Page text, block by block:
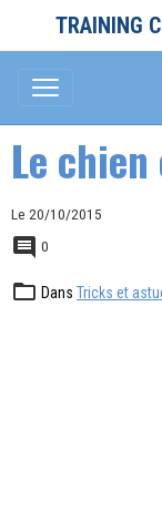
TRAINING
Le
Le 20/10/2015
0
Dans Tricks et